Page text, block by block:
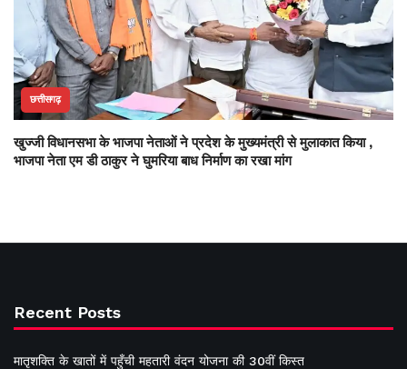
छत्तीसगढ़
खुज्जी विधानसभा के भाजपा नेताओं ने प्रदेश के मुख्यमंत्री से मुलाकात किया ,
भाजपा नेता एम डी ठाकुर ने घुमरिया बाध निर्माण का रखा मांग
Recent Posts
मातृशक्ति के खातों में पहुँची महतारी वंदन योजना की 30वीं किस्त